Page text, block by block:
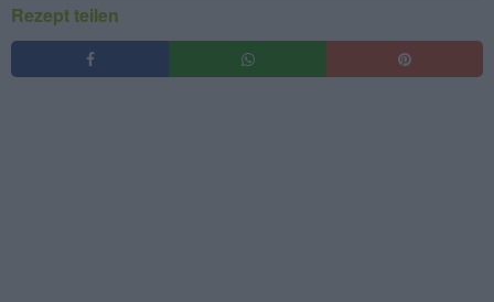
Rezept teilen